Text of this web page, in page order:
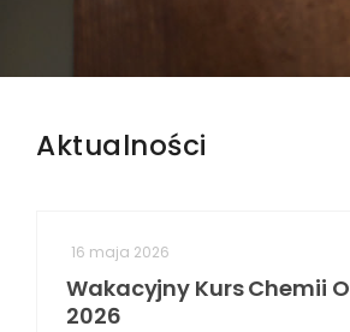
Aktualności
16 maja 2026
Wakacyjny Kurs Chemii
2026